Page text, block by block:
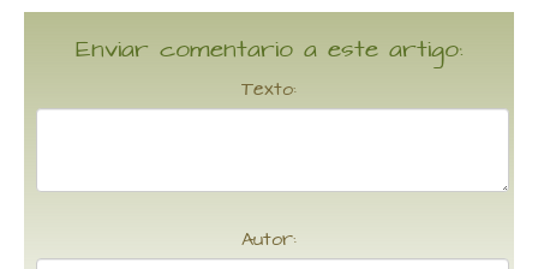
Enviar comentario a este artigo:
Texto:
Autor: